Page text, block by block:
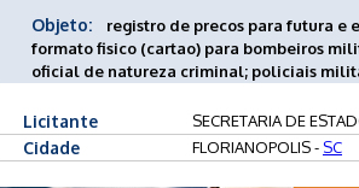
Objeto:
registro de precos para futura
formato fisico (cartao) para bombeiros
oficial de natureza criminal; policiais
Licitante SECRETARIA DE
Cidade FLORIANOPOLIS - SC